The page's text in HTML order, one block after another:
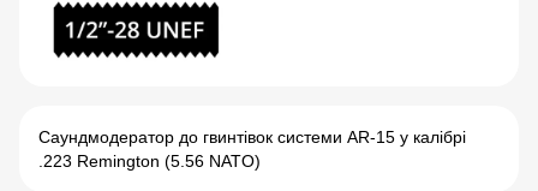
Саундмодератор до гвинтівок системи AR-15 у калібрі
.223 Remington (5.56 NATO)